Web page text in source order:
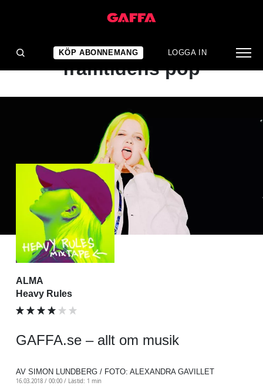
KÖP ABONNEMANG LOGGA IN
ALBUMRECENSION
Kommer att forma
framtidens pop
ALMA
Heavy Rules
GAFFA.se – allt om musik
AV SIMON LUNDBERG / FOTO: ALEXANDRA GAVILLET
16.03.2018 / 00:00 / Lästid: 1 min